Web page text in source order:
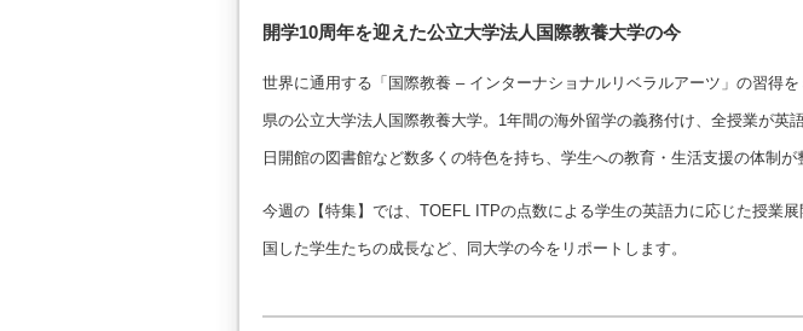
開学10周年を迎えた公立大学法人国際教養大学の今
世界に通用する「国際教養 – インターナショナルリベラルアーツ」の習得
県の公立大学法人国際教養大学。1年間の海外留学の義務付け、全授業が英
日開館の図書館など数多くの特色を持ち、学生への教育・生活支援の体制が
今週の【特集】では、TOEFL ITPの点数による学生の英語力に応じた授業
国した学生たちの成長など、同大学の今をリポートします。